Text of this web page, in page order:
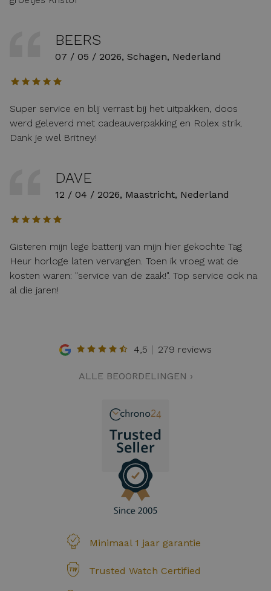
BEERS
07 / 05 / 2026, Schagen, Nederland
Super service en blij verrast bij het uitpakken, doos
werd geleverd met cadeauverpakking en Rolex strik.
Dank je wel Britney!
DAVE
12 / 04 / 2026, Maastricht, Nederland
Gisteren mijn lege batterij van mijn hier gekochte Tag
Heur horloge laten vervangen. Toen ik vroeg wat de
kosten waren: "service van de zaak!". Top service ook na
al die jaren!
4,5 279 reviews
ALLE BEOORDELINGEN ›
Minimaal 1 jaar garantie
Trusted Watch Certified